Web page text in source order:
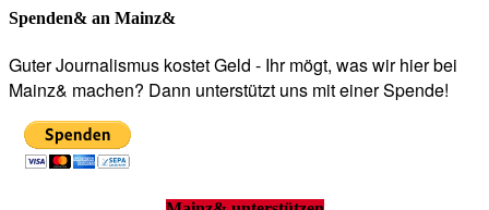
Spenden& an Mainz&
Guter Journalismus kostet Geld - Ihr mögt, was wir hier bei
Mainz& machen? Dann unterstützt uns mit einer Spende!